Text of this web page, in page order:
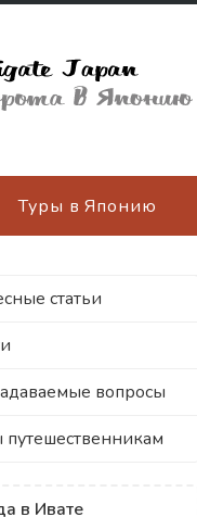
Туры в Японию
статьи
вопросы
путешественникам
в Ивате